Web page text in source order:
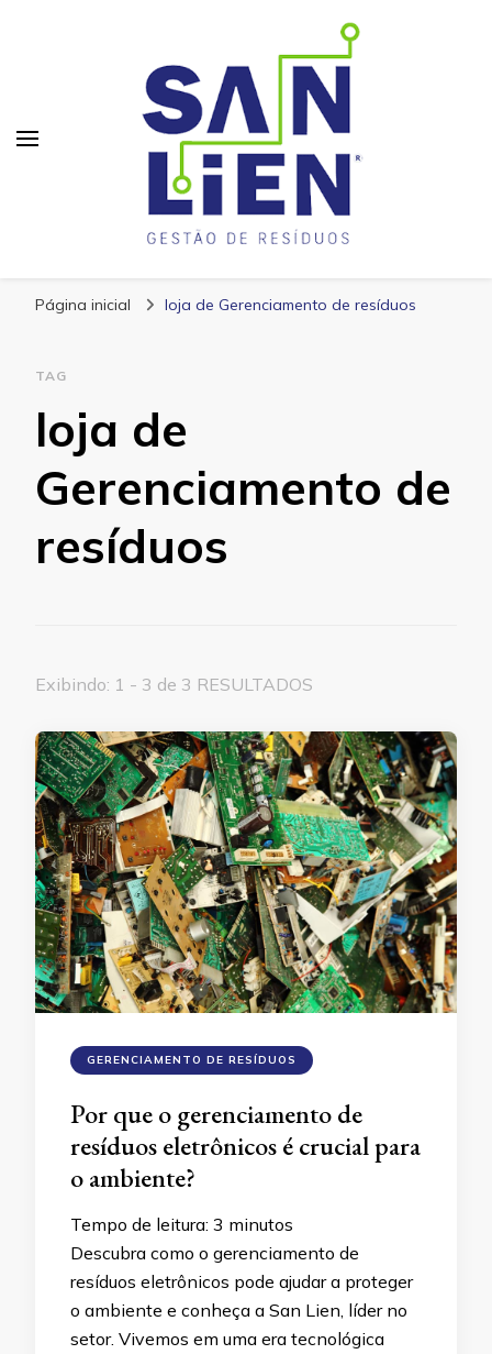
Página inicial loja de Gerenciamento de resíduos
TAG
loja de
Gerenciamento de
resíduos
Exibindo: 1 - 3 de 3 RESULTADOS
GERENCIAMENTO DE RESÍDUOS
Por que o gerenciamento de
resíduos eletrônicos é crucial para
o ambiente?
Tempo de leitura: 3 minutos
Descubra como o gerenciamento de
resíduos eletrônicos pode ajudar a proteger
o ambiente e conheça a San Lien, líder no
setor. Vivemos em uma era tecnológica